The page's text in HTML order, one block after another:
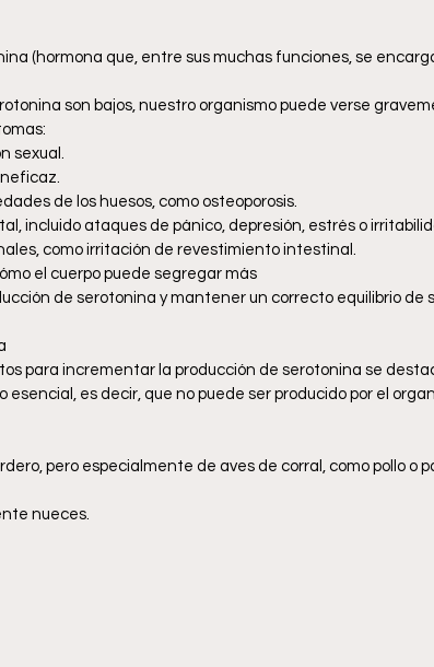
(hormona que, entre sus muchas funciones, se
son bajos, nuestro organismo puede verse
sexual.
de los huesos, como osteoporosis.
incluido ataques de pánico, depresión, estrés o
como irritación de revestimiento intestinal.
el cuerpo puede segregar más
de serotonina y mantener un correcto equilibrio de
para incrementar la producción de serotonina se
esencial, es decir, que no puede ser producido por el
pero especialmente de aves de corral, como pollo o
nueces.